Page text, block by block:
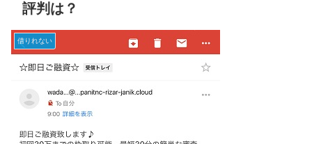
評判は？
借りれない